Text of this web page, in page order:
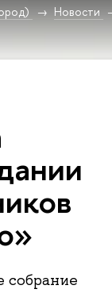
Новости
собрание